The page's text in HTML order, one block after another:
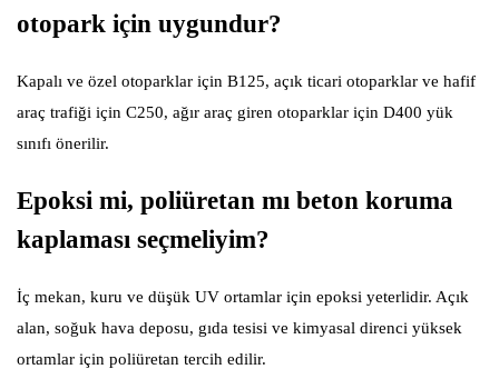
otopark için uygundur?
Kapalı ve özel otoparklar için B125, açık ticari otoparklar ve hafif
araç trafiği için C250, ağır araç giren otoparklar için D400 yük
sınıfı önerilir.
Epoksi mi, poliüretan mı beton koruma
kaplaması seçmeliyim?
İç mekan, kuru ve düşük UV ortamlar için epoksi yeterlidir. Açık
alan, soğuk hava deposu, gıda tesisi ve kimyasal direnci yüksek
ortamlar için poliüretan tercih edilir.